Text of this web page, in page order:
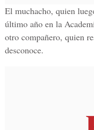
El muchacho, quien
último año en la
otro compañero, quien
desconoce.